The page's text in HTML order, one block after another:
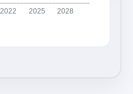
2022 2025 2028